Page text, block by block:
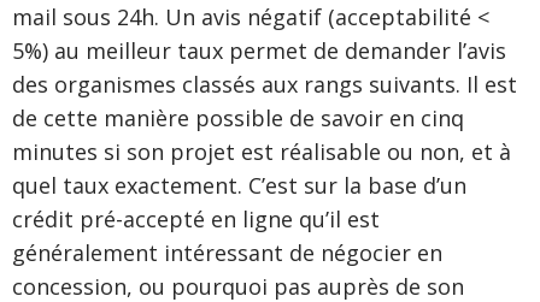
mail sous 24h. Un avis négatif (acceptabilité <
5%) au meilleur taux permet de demander l’avis
des organismes classés aux rangs suivants. Il est
de cette manière possible de savoir en cinq
minutes si son projet est réalisable ou non, et à
quel taux exactement. C’est sur la base d’un
crédit pré-accepté en ligne qu’il est
généralement intéressant de négocier en
concession, ou pourquoi pas auprès de son